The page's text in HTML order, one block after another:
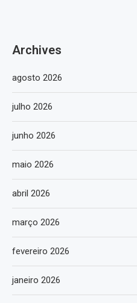
Archives
agosto 2026
julho 2026
junho 2026
maio 2026
abril 2026
março 2026
fevereiro 2026
janeiro 2026